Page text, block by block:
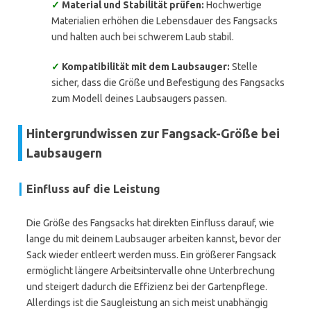
✓ Material und Stabilität prüfen: Hochwertige
Materialien erhöhen die Lebensdauer des Fangsacks
und halten auch bei schwerem Laub stabil.
✓ Kompatibilität mit dem Laubsauger: Stelle
sicher, dass die Größe und Befestigung des Fangsacks
zum Modell deines Laubsaugers passen.
Hintergrundwissen zur Fangsack-Größe bei
Laubsaugern
Einfluss auf die Leistung
Die Größe des Fangsacks hat direkten Einfluss darauf, wie
lange du mit deinem Laubsauger arbeiten kannst, bevor der
Sack wieder entleert werden muss. Ein größerer Fangsack
ermöglicht längere Arbeitsintervalle ohne Unterbrechung
und steigert dadurch die Effizienz bei der Gartenpflege.
Allerdings ist die Saugleistung an sich meist unabhängig